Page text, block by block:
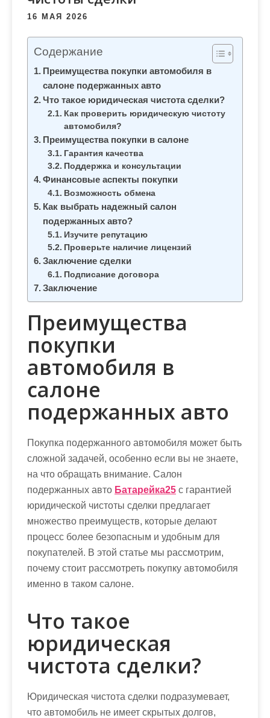
16 МАЯ 2026
Содержание
Преимущества покупки автомобиля в
салоне подержанных авто
Что такое юридическая чистота сделки?
Как проверить юридическую чистоту
автомобиля?
Преимущества покупки в салоне
Гарантия качества
Поддержка и консультации
Финансовые аспекты покупки
Возможность обмена
Как выбрать надежный салон
подержанных авто?
Изучите репутацию
Проверьте наличие лицензий
Заключение сделки
Подписание договора
Заключение
Преимущества
покупки
автомобиля в
салоне
подержанных авто
Покупка подержанного автомобиля может быть
сложной задачей, особенно если вы не знаете,
на что обращать внимание. Салон
подержанных авто Батарейка25 с гарантией
юридической чистоты сделки предлагает
множество преимуществ, которые делают
процесс более безопасным и удобным для
покупателей. В этой статье мы рассмотрим,
почему стоит рассмотреть покупку автомобиля
именно в таком салоне.
Что такое
юридическая
чистота сделки?
Юридическая чистота сделки подразумевает,
что автомобиль не имеет скрытых долгов,